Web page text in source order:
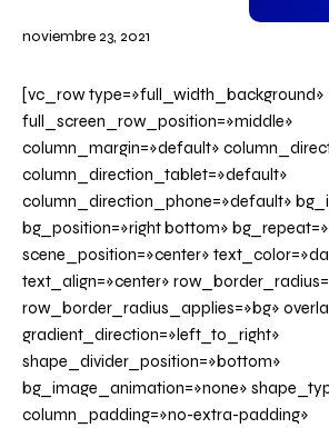
noviembre 23, 2021
[vc_row type=»full_width_background»
full_screen_row_position=»middle»
column_margin=»default»
column_direction_tablet=»default»
column_direction_phone=»default»
bg_position=»right bottom»
scene_position=»center»
text_align=»center»
row_border_radius_applies=»bg»
gradient_direction=»left_to_right»
shape_divider_position=»bottom»
bg_image_animation=»none»
column_padding=»no-extra-padding»